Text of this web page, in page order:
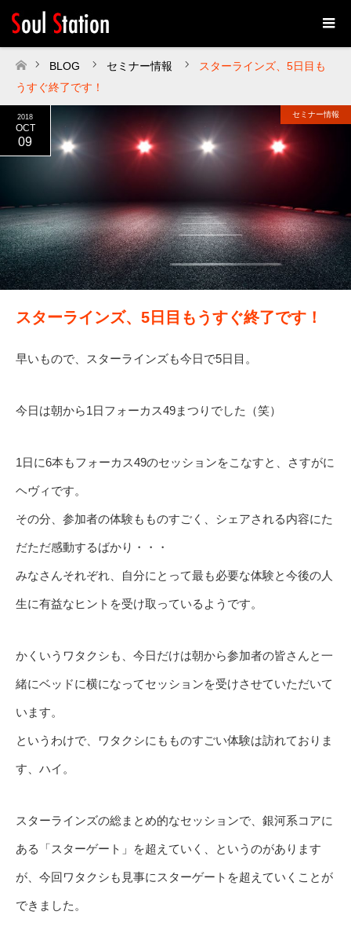
ホーム
BLOG セミナー情報
スターラインズ、5日目も
うすぐ終了です！
2018
OCT
09
セミナー情報
スターラインズ、5日目もうすぐ終了です！
早いもので、スターラインズも今日で5日目。
今日は朝から1日フォーカス49まつりでした（笑）
1日に6本もフォーカス49のセッションをこなすと、さすがに
ヘヴィです。
その分、参加者の体験もものすごく、シェアされる内容にた
だただ感動するばかり・・・
みなさんそれぞれ、自分にとって最も必要な体験と今後の人
生に有益なヒントを受け取っているようです。
かくいうワタクシも、今日だけは朝から参加者の皆さんと一
緒にベッドに横になってセッションを受けさせていただいて
います。
というわけで、ワタクシにもものすごい体験は訪れておりま
す、ハイ。
スターラインズの総まとめ的なセッションで、銀河系コアに
ある「スターゲート」を超えていく、というのがあります
が、今回ワタクシも見事にスターゲートを超えていくことが
できました。